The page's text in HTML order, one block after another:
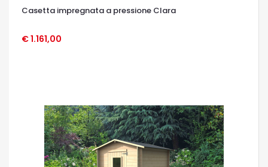
Casetta impregnata a pressione Clara
€ 1.161,00
OCCHIATA VELOCE